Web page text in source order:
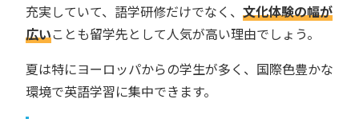
充実していて、語学研修だけでなく、 文化体験の幅が
広いことも留学先として人気が高い理由でしょう。
夏は特にヨーロッパからの学生が多く、国際色豊かな
環境で英語学習に集中できます。